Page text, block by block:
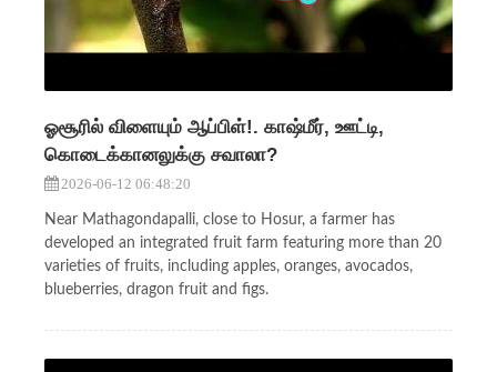
ஓசூரில் விளையும் ஆப்பிள்!. காஷ்மீர், ஊட்டி,
கொடைக்கானலுக்கு சவாலா?
2026-06-12 06:48:20
Near Mathagondapalli, close to Hosur, a farmer has
developed an integrated fruit farm featuring more than 20
varieties of fruits, including apples, oranges, avocados,
blueberries, dragon fruit and figs.